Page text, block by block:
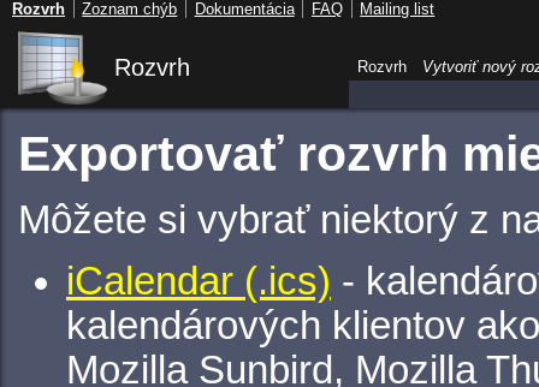
Rozvrh
Exportovať rozvrh
Môžete si vybrať niektorý z
iCalendar (.ics) -
kalendárových klientov
Mozilla Sunbird, Mozilla
Rozvrh Vytvoriť nový
Rozvrh Zoznam chýb Dokumentácia FAQ Mailing list